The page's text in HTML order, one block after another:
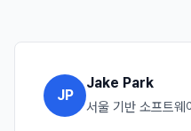
JP
Jake Park
서울 기반 소프트웨